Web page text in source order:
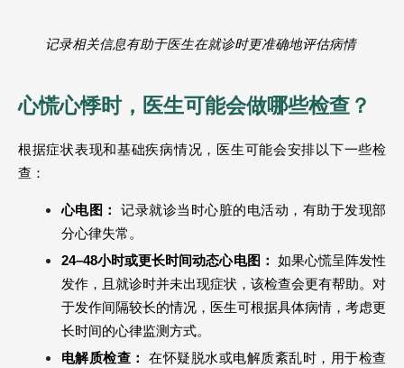
记录相关信息有助于医生在就诊时更准确地评估病情
心慌心悸时，医生可能会做哪些检查？
根据症状表现和基础疾病情况，医生可能会安排以下一些检
查：
心电图：
记录就诊当时心脏的电活动，有助于发现部
分心律失常。
24–48小时或更长时间动态心电图：
如果心慌呈阵发性
发作，且就诊时并未出现症状，该检查会更有帮助。对
于发作间隔较长的情况，医生可根据具体病情，考虑更
长时间的心律监测方式。
电解质检查：
在怀疑脱水或电解质紊乱时，用于检查